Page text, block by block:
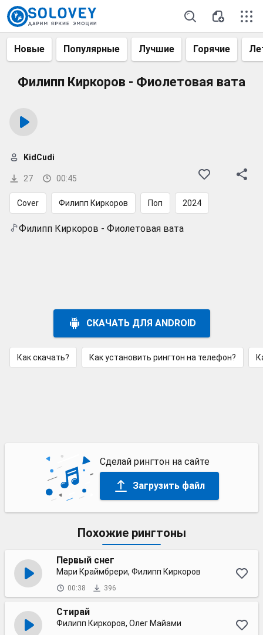
Новые Популярные Лучшие Горячие
Филипп Киркоров - Фиолетовая вата
27 00:45
KidCudi
Cover Филипп Киркоров Поп 2024
Филипп Киркоров - Фиолетовая вата
СКАЧАТЬ ДЛЯ ANDROID
Как скачать? Как установить рингтон на телефон?
Сделай рингтон на сайте
Загрузить файл
Похожие рингтоны
Первый снег
Мари Краймбрери, Филипп Киркоров
00:38 396
Стирай
Филипп Киркоров, Олег Майами